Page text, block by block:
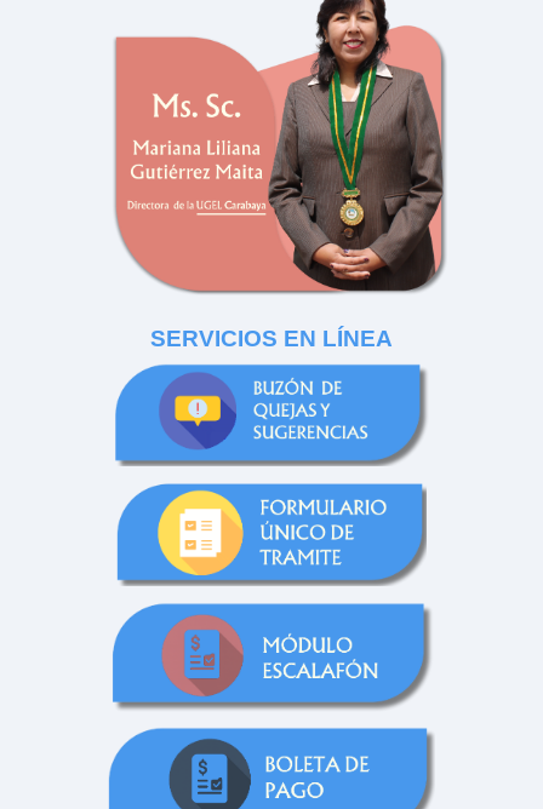
SERVICIOS EN LÍNEA